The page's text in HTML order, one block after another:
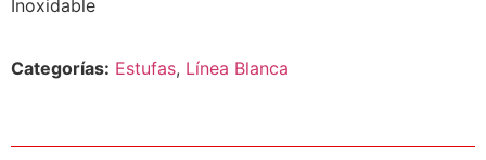
Inoxidable
Categorías: Estufas, Línea Blanca